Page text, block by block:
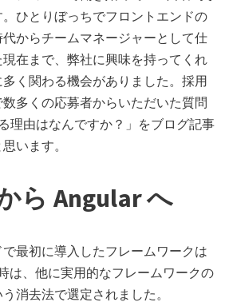
ひとりぼっちでフロントエンドの
からチームマネージャーとして仕
在まで、弊社に興味を持ってくれ
く関わる機会がありました。採用
多くの応募者からいただいた質問
理由はなんですか？」をブログ記事
います。
ら Angular へ
最初に導入したフレームワークは
は、他に実用的なフレームワークの
消去法で選定されました。